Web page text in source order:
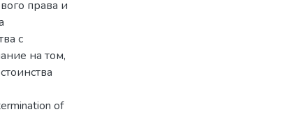
права и
с
на том,
of